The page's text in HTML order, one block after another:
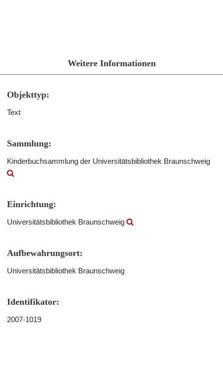
Weitere Informationen
Objekttyp:
Text
Sammlung:
Kinderbuchsammlung der Universitätsbibliothek Braunschweig
Einrichtung:
Universitätsbibliothek Braunschweig
Aufbewahrungsort:
Universitätsbibliothek Braunschweig
Identifikator:
2007-1019